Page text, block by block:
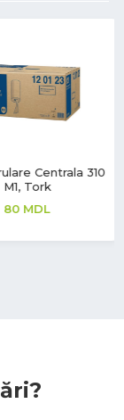
ZZ, H3, Albe,
2 straturi, Tork
46MDL